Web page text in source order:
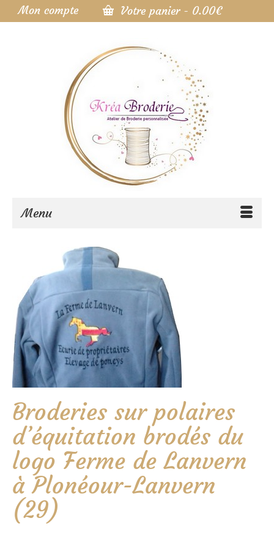
Mon compte Votre panier - 0.00€
Menu
Broderies sur polaires
d’équitation brodés du
logo Ferme de Lanvern
à Plonéour-Lanvern
(29)